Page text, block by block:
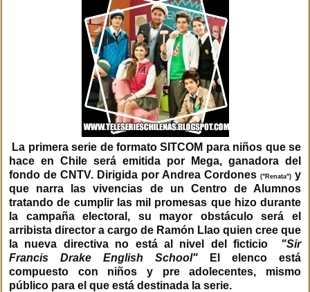
La primera serie de formato SITCOM para niños que se
hace en Chile será emitida por Mega, ganadora del
fondo de CNTV. Dirigida por Andrea Cordones ("Renata") y
que narra las vivencias de un Centro de Alumnos
tratando de cumplir las mil promesas que hizo durante
la campaña electoral, su mayor obstáculo será el
arribista director a cargo de Ramón Llao quien cree que
la nueva directiva no está al nivel del ficticio "Sir
Francis Drake English School" El elenco está
compuesto con niños y pre adolecentes, mismo
público para el que está destinada la serie.